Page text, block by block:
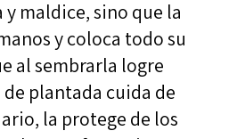
maldice, sino que la
y coloca todo su
al sembrarla logre
plantada cuida de
la protege de los